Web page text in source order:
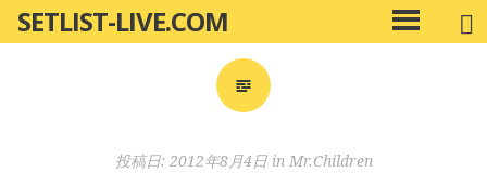
ン
SETLIST-LIVE.COM
メ
イ
投稿日: 2012年8月4日in Mr.Children